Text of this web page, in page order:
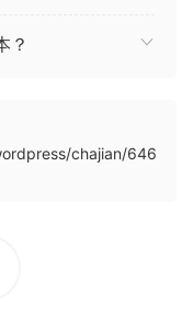
？
chajian/646